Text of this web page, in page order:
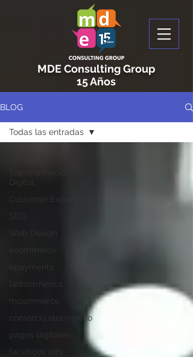
MDE Consulting Group
15 Años
BLOG
Digital
Customer Experience
SEO
epayments
latinoamérica
mcommerce
comercio electrónico
pagos digitales
facebook ads
Todas las entradas